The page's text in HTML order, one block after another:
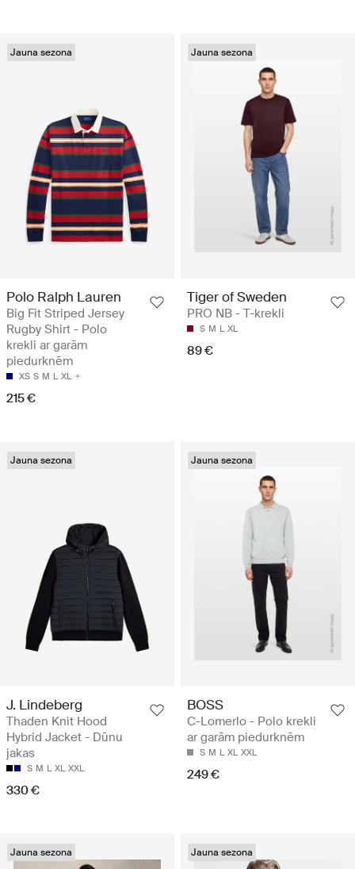
Jauna sezona
Polo Ralph Lauren
Big Fit Striped Jersey
Rugby Shirt - Polo
krekli ar garām
piedurknēm
XS S M L XL
215 €
Jauna sezona
Tiger of Sweden
PRO NB - T-krekli
S M L XL
89 €
Jauna sezona
J. Lindeberg
Thaden Knit Hood
Hybrid Jacket - Dūnu
jakas
S M L XL XXL
330 €
Jauna sezona
BOSS
C-Lomerlo - Polo krekli
ar garām piedurknēm
S M L XL XXL
249 €
Jauna sezona Jauna sezona